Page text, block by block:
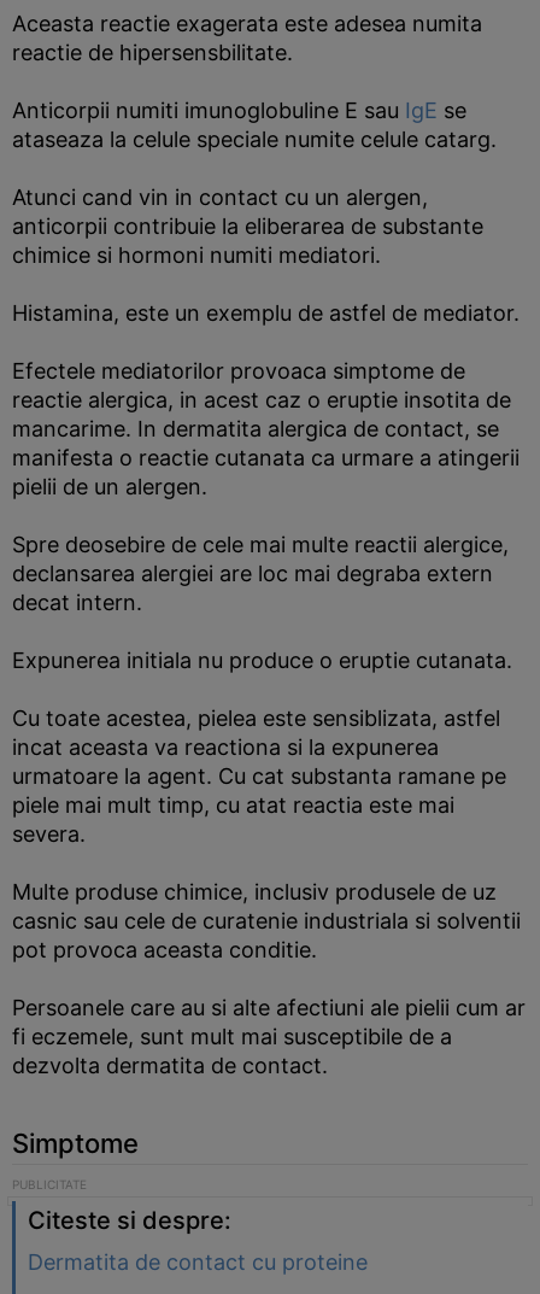
Aceasta reactie exagerata este adesea numita
reactie de hipersensbilitate.
Anticorpii numiti imunoglobuline E sau IgE se
ataseaza la celule speciale numite celule catarg.
Atunci cand vin in contact cu un alergen,
anticorpii contribuie la eliberarea de substante
chimice si hormoni numiti mediatori.
Histamina, este un exemplu de astfel de mediator.
Efectele mediatorilor provoaca simptome de
reactie alergica, in acest caz o eruptie insotita de
mancarime. In dermatita alergica de contact, se
manifesta o reactie cutanata ca urmare a atingerii
pielii de un alergen.
Spre deosebire de cele mai multe reactii alergice,
declansarea alergiei are loc mai degraba extern
decat intern.
Expunerea initiala nu produce o eruptie cutanata.
Cu toate acestea, pielea este sensiblizata, astfel
incat aceasta va reactiona si la expunerea
urmatoare la agent. Cu cat substanta ramane pe
piele mai mult timp, cu atat reactia este mai
severa.
Multe produse chimice, inclusiv produsele de uz
casnic sau cele de curatenie industriala si solventii
pot provoca aceasta conditie.
Persoanele care au si alte afectiuni ale pielii cum ar
fi eczemele, sunt mult mai susceptibile de a
dezvolta dermatita de contact.
Simptome
Citeste si despre:
Dermatita de contact cu proteine